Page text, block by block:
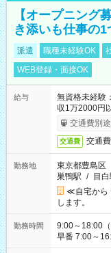
【オープニング
き添いも仕事の1
派遣 職種未経験OK
WEB登録・面接OK
給与
無資格未経
収1万2000円
交通費別
交通費 交通
勤務地
東京都豊島区
巣鴨駅 / 目
≪自宅から
します。
勤務時間
9:00～18:00（休憩60分） ■ご希
早番 7:00～
と休みを合わ